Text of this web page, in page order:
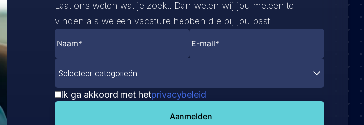
Laat ons weten wat je zoekt. Dan weten wij jou meteen te
vinden als we een vacature hebben die bij jou past!
Selecteer categorieën
Ik ga akkoord met hetprivacybeleid
Aanmelden